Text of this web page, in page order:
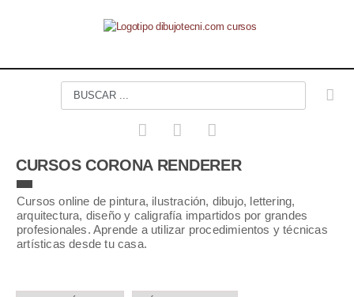
CURSOS CORONA RENDERER
Cursos online de pintura, ilustración, dibujo, lettering,
arquitectura, diseño y caligrafía impartidos por grandes
profesionales. Aprende a utilizar procedimientos y técnicas
artísticas desde tu casa.